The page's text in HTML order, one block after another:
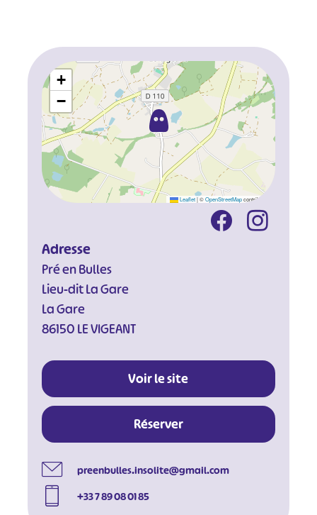
+
−
Leaflet |©OpenStreetMapcontributors
Adresse
Pré en Bulles
Lieu-dit La Gare
La Gare
86150 LE VIGEANT
Voir le site
Réserver
preenbulles.insolite@gmail.com
+33 7 89 08 01 85